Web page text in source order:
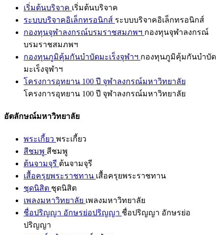
เริ่มต้นบริจาค เริ่มต้นบริจาค
ระบบบริจาคอิเล็กทรอนิกส์ ระบบบริจาคอิเล็กทรอนิกส์
กองทุนจุฬาลงกรณ์บรมราชสมภพฯ กองทุนจุฬาลงกรณ์
บรมราชสมภพฯ
กองทุนภูมิคุ้มกันบำบัดมะเร็งจุฬาฯ กองทุนภูมิคุ้มกันบำบัด
มะเร็งจุฬาฯ
โครงการอุทยาน 100 ปี จุฬาลงกรณ์มหาวิทยาลัย
โครงการอุทยาน 100 ปี จุฬาลงกรณ์มหาวิทยาลัย
อัตลักษณ์มหาวิทยาลัย
พระเกี้ยว พระเกี้ยว
สีชมพู สีชมพู
ต้นจามจุรี ต้นจามจุรี
เสื้อครุยพระราชทาน เสื้อครุยพระราชทาน
ชุดนิสิต ชุดนิสิต
เพลงมหาวิทยาลัย เพลงมหาวิทยาลัย
ชื่อปริญญา อักษรย่อปริญญา ชื่อปริญญา อักษรย่อ
ปริญญา